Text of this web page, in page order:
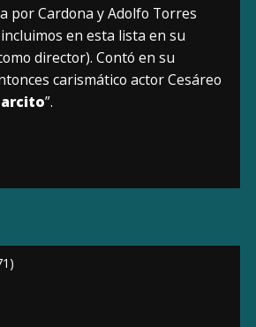
por Cardona y Adolfo Torres
en esta lista en su
director). Contó en su
carismático actor Cesáreo
”.